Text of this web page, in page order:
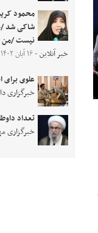
محمود
شاکی شد /
نیست /من
خبر آنلاین- ۱۶ آبان ۱۴۰۲
علوی
خبرگزاری
تعداد
خبرگزاری